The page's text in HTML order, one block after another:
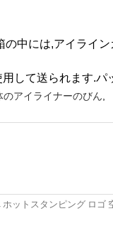
中には,アイライ
して送られます.
のアイライナーのびん